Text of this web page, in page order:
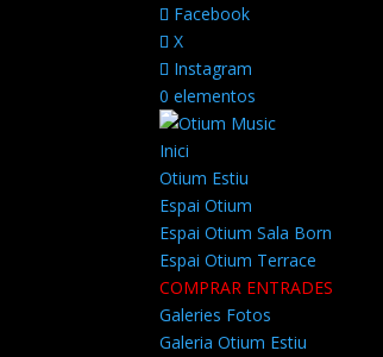
Facebook
X
Instagram
0 elementos
Inici
Otium Estiu
Espai Otium
Espai Otium Sala Born
Espai Otium Terrace
COMPRAR ENTRADES
Galeries Fotos
Galeria Otium Estiu